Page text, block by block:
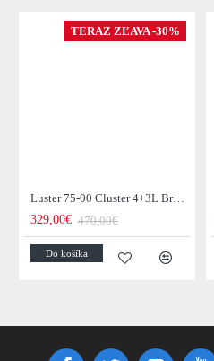
TERAZ ZĽAVA -30%
Luster 75-00 Cluster 4+3L Brown + Jantar Glass
329,00€ 470,00€
Do košíka